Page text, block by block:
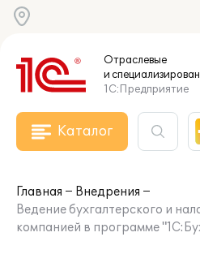
Отраслевые
и
1С:Предприятие
Каталог
Главная
Внедрения
Ведение бухгалтерского и
компанией в программе